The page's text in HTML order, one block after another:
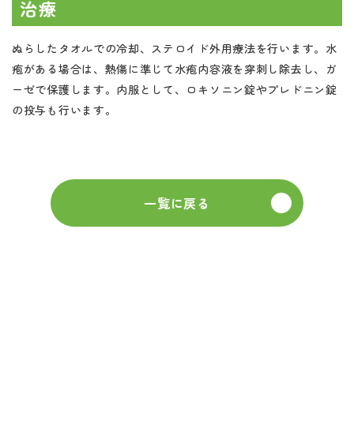
治療
ぬらしたタオルでの冷却、ステロイド外用療法を行います。水
疱がある場合は、熱傷に準じて水疱内容液を穿刺し除去し、ガ
ーゼで保護します。内服として、ロキソニン錠やプレドニン錠
の投与も行います。
一覧に戻る